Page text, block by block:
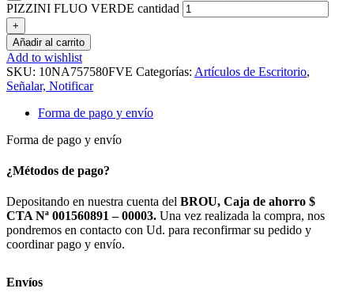
PIZZINI FLUO VERDE cantidad
Añadir al carrito
Add to wishlist
SKU: 10NA757580FVE Categorías: Artículos de Escritorio,
Señalar, Notificar
Forma de pago y envío
Forma de pago y envío
¿Métodos de pago?
Depositando en nuestra cuenta del BROU, Caja de ahorro $
CTA Nª 001560891 – 00003. Una vez realizada la compra, nos
pondremos en contacto con Ud. para reconfirmar su pedido y
coordinar pago y envío.
Envíos